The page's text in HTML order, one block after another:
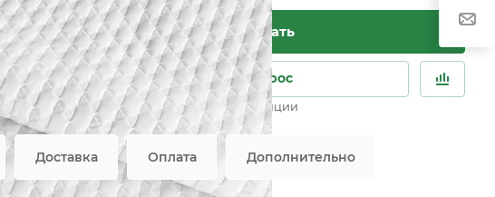
Заказать
Задать вопрос
Возможны дополнительные опции
Не является публичной офертой
Доставка Оплата Дополнительно